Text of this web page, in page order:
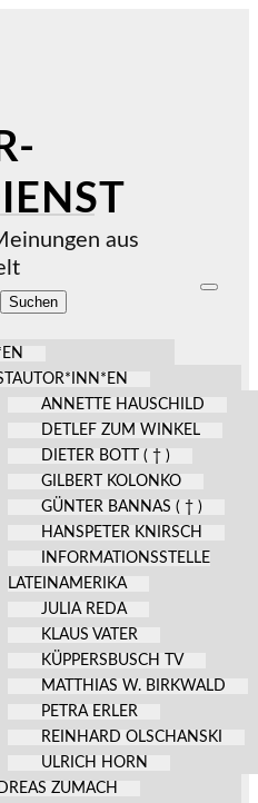
aus
ANNETTE HAUSCHILD
DETLEF ZUM WINKEL
DIETER BOTT ( † )
GILBERT KOLONKO
GÜNTER BANNAS ( † )
HANSPETER KNIRSCH
INFORMATIONSSTELLE
LATEINAMERIKA
JULIA REDA
KLAUS VATER
KÜPPERSBUSCH TV
MATTHIAS W. BIRKWALD
PETRA ERLER
REINHARD OLSCHANSKI
ULRICH HORN
ZUMACH